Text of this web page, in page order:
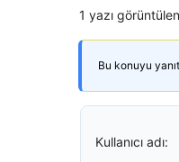
1 yazı
Bu konuyu
Kullanıcı adı: